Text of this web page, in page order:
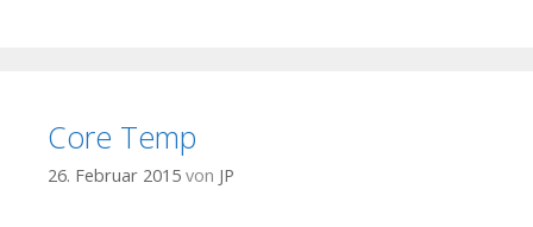
Core Temp
26. Februar 2015 von JP